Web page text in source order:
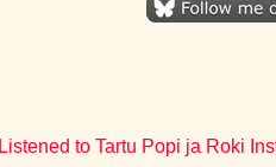
Listened to Tartu Popi ja Roki